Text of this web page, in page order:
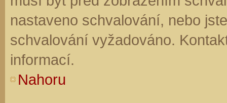
nastaveno schvalování, nebo
schvalování vyžadováno.
informací.
Nahoru